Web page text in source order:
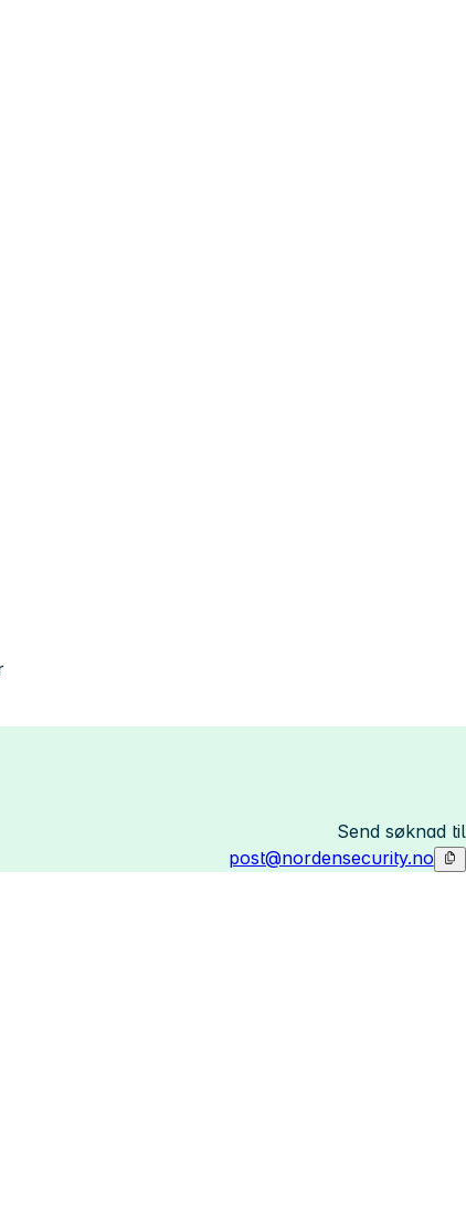
Send søknad til
post@nordensecurity.no